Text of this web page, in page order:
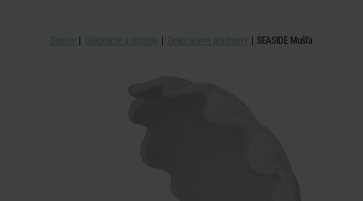
Domov Dekorácie a doplnky Dekoratívne predmety SEASIDE Mušľa